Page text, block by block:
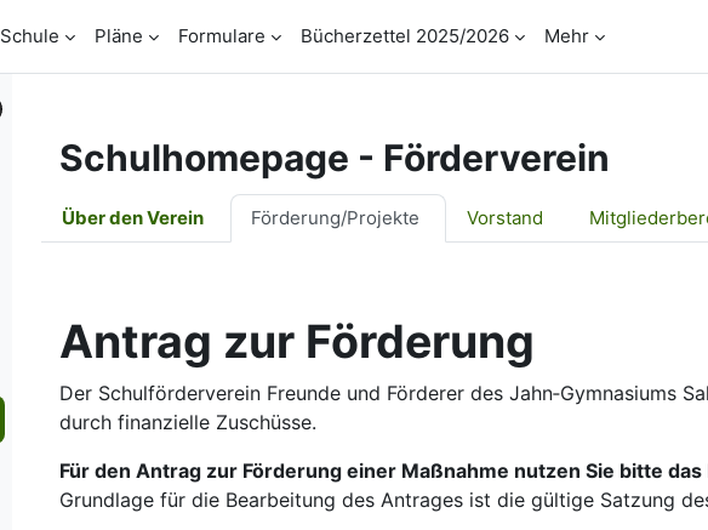
Schule Pläne Formulare Bücherzettel 2025/2026 Mehr
Schulhomepage - Förderverein
Abschnittsübersicht
Über den Verein Förderung/Projekte Vorstand
Antrag zur Förderung
Der Schulförderverein Freunde und Förderer des Jahn‐Gymnasiums
durch finanzielle Zuschüsse.
Für den Antrag zur Förderung einer Maßnahme nutzen Sie bitte
Grundlage für die Bearbeitung des Antrages ist die gültige Satzung